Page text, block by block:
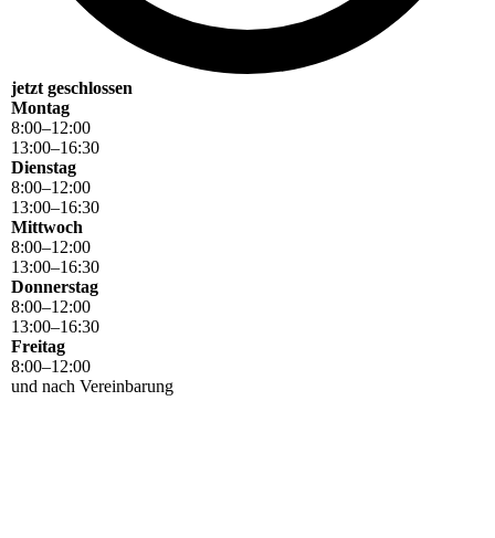
jetzt geschlossen
Montag
8:00–12:00
13:00–16:30
Dienstag
8:00–12:00
13:00–16:30
Mittwoch
8:00–12:00
13:00–16:30
Donnerstag
8:00–12:00
13:00–16:30
Freitag
8:00–12:00
und nach Vereinbarung